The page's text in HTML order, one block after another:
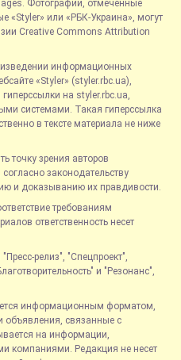
Фотографии, отмеченные
«Styler» или «РБК-Украина», могут
Creative Commons Attribution
информационных
«Styler» (styler.rbc.ua),
на styler.rbc.ua,
системами. Такая гиперссылка
в тексте материала не ниже
точку зрения авторов
законодательству
и доказыванию их правдивости.
требованиям
ответственность несет
релиз", "Спецпроект",
и "Резонанс",
информационным форматом,
связанные с
на информации,
компаниями. Редакция не несет